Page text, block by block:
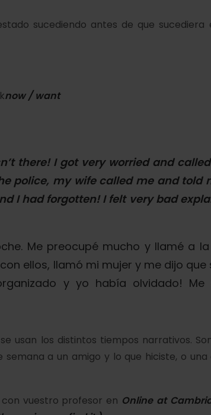
sucediendo antes de que
now / want
there! I gotvery worried and calle
police, my wife calledme and told
Ihad forgotten!I feltvery bad
Me preocupé mucho y llamé a
ellos, llamó mi mujer y me dijo que
y yo había olvidado! Me
usan los distintos tiempos narrativos.
a un amigo y lo que hiciste, o
vuestro profesor en Online at